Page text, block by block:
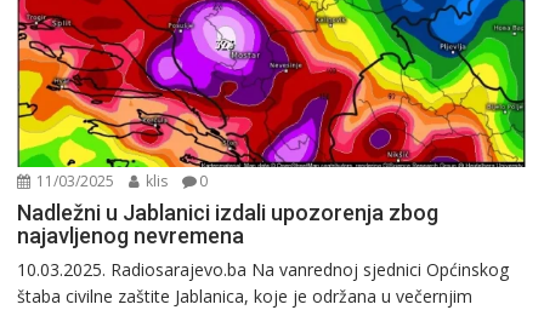
11/03/2025 klis 0
Nadležni u Jablanici izdali upozorenja zbog
najavljenog nevremena
10.03.2025. Radiosarajevo.ba Na vanrednoj sjednici Općinskog
štaba civilne zaštite Jablanica, koje je održana u večernjim